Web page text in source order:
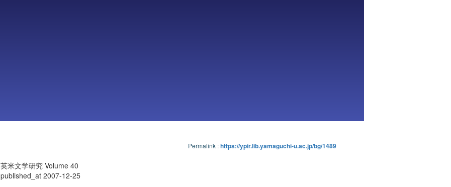
Permalink :https://ypir.lib.yamaguchi-u.ac.jp/bg/1489
英米文学研究 Volume 40
published_at 2007-12-25